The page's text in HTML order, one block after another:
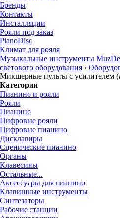
Бренды
Контакты
Инсталляции
Рояли под заказ
PianoDisc
Климат для рояля
Музыкальные инструменты
светового оборудования ›
Микшерные пульты с усилителем
Категории
Пианино и рояли
Рояли
Пианино
Цифровые рояли
Цифровые пианино
Дисклавиры
Сценические пианино
Органы
Клавесины
Остальные...
Аксессуары для пианино
Клавишные инструменты
Синтезаторы
Рабочие станции